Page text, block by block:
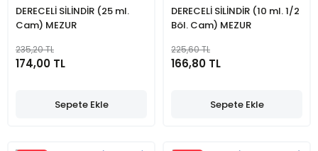
DERECELİ SİLİNDİR (25 ml.
Cam) MEZUR
235,20 TL
174,00 TL
Sepete Ekle
DERECELİ SİLİNDİR (10 ml. 1/2
Böl. Cam) MEZUR
225,60 TL
166,80 TL
Sepete Ekle